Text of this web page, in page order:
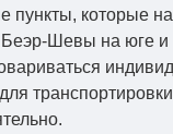
пункты, которые
Беэр-Шевы на юге